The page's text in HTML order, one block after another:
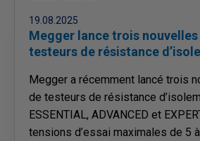
19.08.2025
Megger lance trois
testeurs de résistance
Megger a récemment lancé trois
de testeurs de résistance
ESSENTIAL, ADVANCED et
tensions d’essai maximales de 5